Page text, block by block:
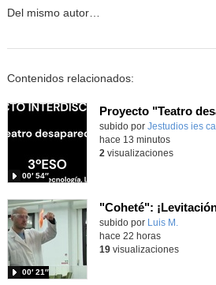
Del mismo autor…
Contenidos relacionados:
Proyecto "Teatro
Contenido educativo.
subido por Jestudios ies
00′ 54″
hace 13 minutos
2 visualizaciones
"Coheté":
Contenido educativo.
subido por Luis M.
00′ 21″
hace 22 horas
19visualizaciones